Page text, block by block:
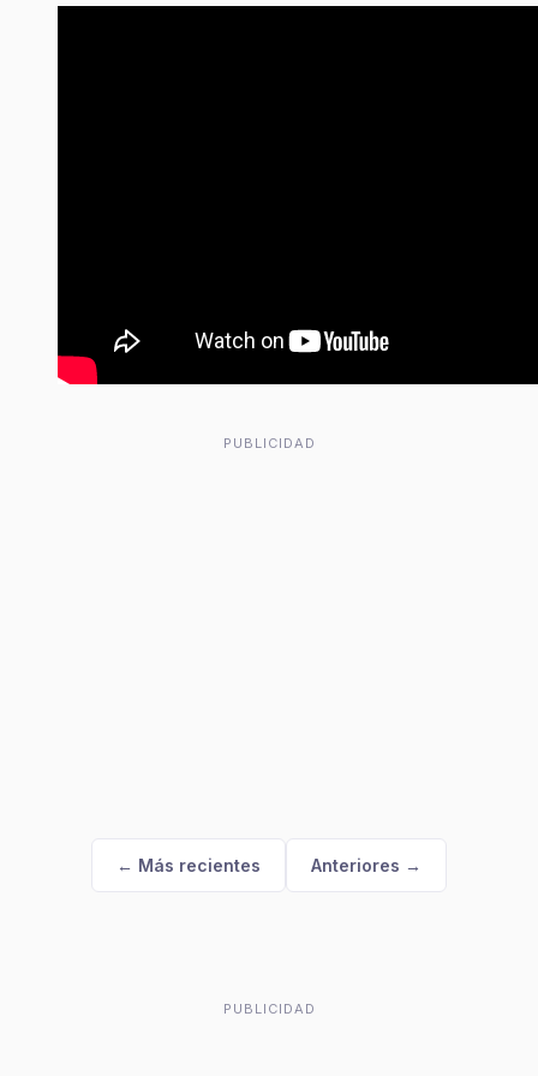
PUBLICIDAD
← Más recientes Anteriores →
PUBLICIDAD